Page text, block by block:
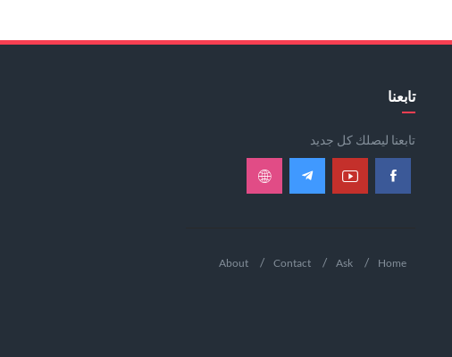
تابعنا
تابعنا ليصلك كل جديد
Home
Ask
Contact
About